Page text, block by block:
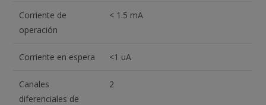
Corriente de
operación
< 1.5 mA
Corriente en espera <1 uA
Canales
diferenciales de
2